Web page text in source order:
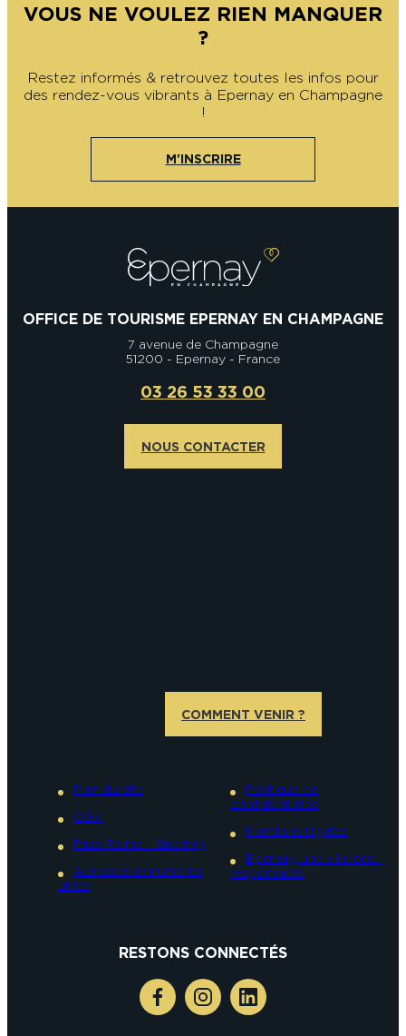
VOUS NE VOULEZ RIEN MANQUER
?
Restez informés & retrouvez toutes les infos pour
des rendez-vous vibrants à Epernay en Champagne
!
M'INSCRIRE
OFFICE DE TOURISME EPERNAY EN CHAMPAGNE
7 avenue de Champagne
51200 - Epernay - France
03 26 53 33 00
NOUS CONTACTER
COMMENT VENIR ?
Plan du site
CGV
Pass Reims – Epernay
Adresses et numéros
utiles
Politique de
confidentialité
Mentions légales
Epernay, une ville éco-
responsable
RESTONS CONNECTÉS